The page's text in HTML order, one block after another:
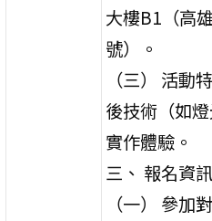
大樓B1（高
號）。
（三） 活動
後技術（如
實作體驗。
三、 報名資訊
（一） 參加